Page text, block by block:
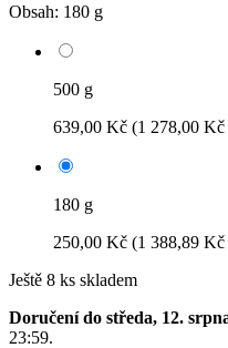
Obsah: 180 g
500 g
639,00 Kč (1 278,00
180 g
250,00 Kč (1 388,89
Ještě 8 ks skladem
Doručení do středa, 12.
23:59.